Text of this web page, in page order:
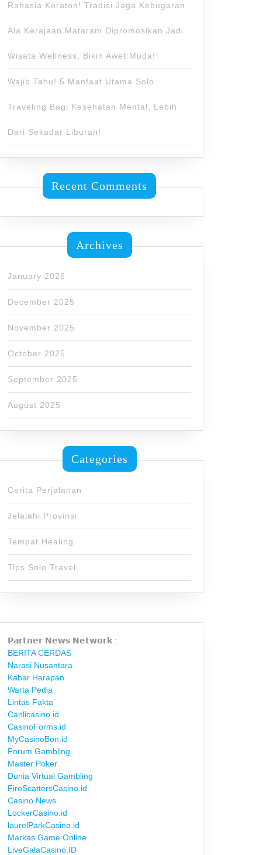
Rahasia Keraton! Tradisi Jaga Kebugaran
Ala Kerajaan Mataram Dipromosikan Jadi
Wisata Wellness, Bikin Awet Muda!
Wajib Tahu! 5 Manfaat Utama Solo
Traveling Bagi Kesehatan Mental, Lebih
Dari Sekadar Liburan!
Recent Comments
Archives
January 2026
December 2025
November 2025
October 2025
September 2025
August 2025
Categories
Cerita Perjalanan
Jelajahi Provinsi
Tempat Healing
Tips Solo Travel
𝗣𝗮𝗿𝘁𝗻𝗲𝗿 𝗡𝗲𝘄𝘀 𝗡𝗲𝘁𝘄𝗼𝗿𝗸 :
BERITA CERDAS
Narasi Nusantara
Kabar Harapan
Warta Pedia
Lintas Fakta
Canlicasino.id
CasinoForms.id
MyCasinoBon.id
Forum Gambling
Master Poker
Dunia Virtual Gambling
FireScattersCasino.id
Casino News
LockerCasino.id
laurelParkCasino.id
Markas Game Online
LiveGalaCasino.ID